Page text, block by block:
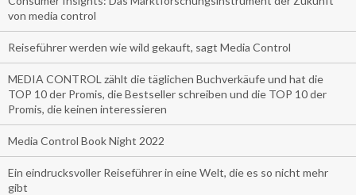
von media control
Reiseführer werden wie wild gekauft, sagt Media Control
MEDIA CONTROL zählt die täglichen Buchverkäufe und hat die
TOP 10 der Promis, die Bestseller schreiben und die TOP 10 der
Promis, die keinen interessieren
Media Control Book Night 2022
Ein eindrucksvoller Reiseführer in eine Welt, die es so nicht mehr
gibt